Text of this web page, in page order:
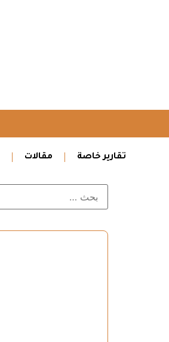
تقارير خاصة مقالات